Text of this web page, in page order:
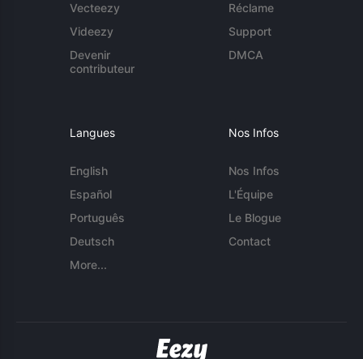
Vecteezy
Videezy
Devenir
contributeur
Réclame
Support
DMCA
Langues
English
Español
Português
Deutsch
More...
Nos Infos
Nos Infos
L'Équipe
Le Blogue
Contact